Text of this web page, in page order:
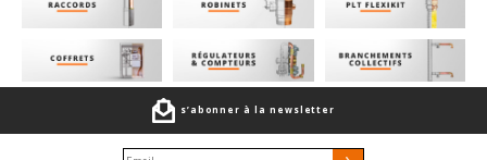
s’abonner à la newsletter